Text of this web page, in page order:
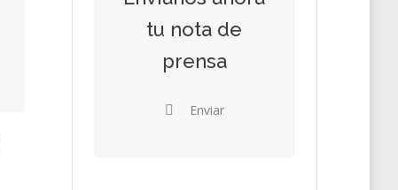
tu nota de
prensa
Enviar